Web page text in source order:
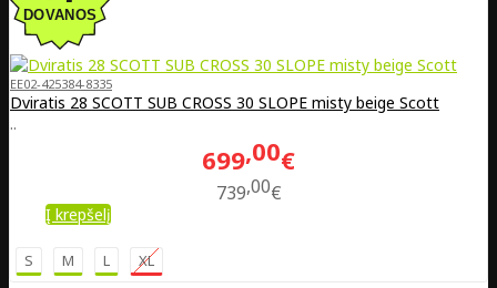
EE02-425384-8335
Dviratis 28 SCOTT SUB CROSS 30 SLOPE misty beige Scott
..
699 00€
739 00€
Į krepšelį
S M L XL